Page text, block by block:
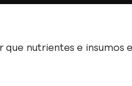
nutrientes e insumos